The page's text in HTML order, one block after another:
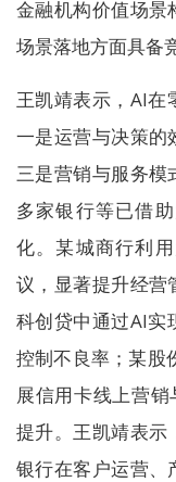
金融机构价值场景
场景落地方面具备
王凯靖表示，AI在
一是运营与决策的
三是营销与服务模
多家银行等已借
化。某城商行利
议，显著提升经营
科创贷中通过AI实
控制不良率；某股
展信用卡线上营
提升。王凯靖表示
银行在客户运营、